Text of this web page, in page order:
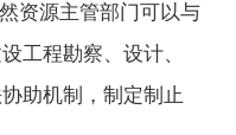
资源主管部门可以与
工程勘察、设计、
助机制，制定制止